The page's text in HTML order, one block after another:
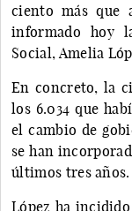
ciento más que
informado hoy
Social, Amelia
En concreto, la
los 6.034 que
el cambio de
se han
últimos tres años.
López ha